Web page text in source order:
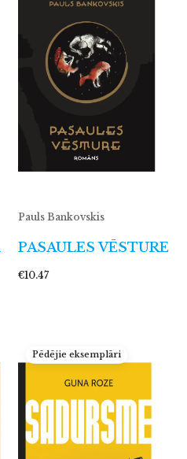
Pauls Bankovskis
PASAULES VĒSTURE
€10.47
Pēdējie eksemplāri